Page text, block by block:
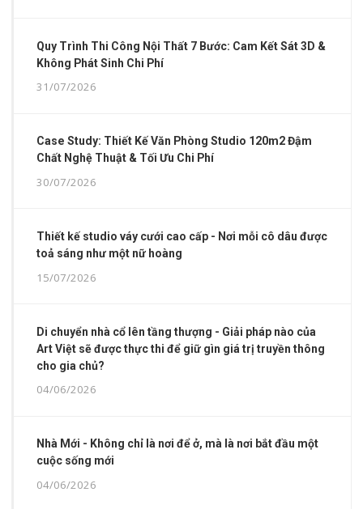
Quy Trình Thi Công Nội Thất 7 Bước: Cam Kết Sát 3D &
Không Phát Sinh Chi Phí
31/07/2026
Case Study: Thiết Kế Văn Phòng Studio 120m2 Đậm
Chất Nghệ Thuật & Tối Ưu Chi Phí
30/07/2026
Thiết kế studio váy cưới cao cấp - Nơi mỗi cô dâu được
toả sáng như một nữ hoàng
15/07/2026
Di chuyển nhà cổ lên tầng thượng - Giải pháp nào của
Art Việt sẽ được thực thi để giữ gìn giá trị truyền thông
cho gia chủ?
04/06/2026
Nhà Mới - Không chỉ là nơi để ở, mà là nơi bắt đầu một
cuộc sống mới
04/06/2026